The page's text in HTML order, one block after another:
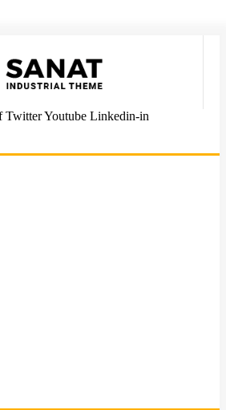
Twitter Youtube Linkedin-in